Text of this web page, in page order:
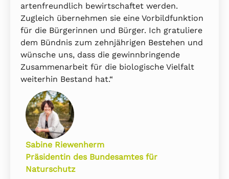
artenfreundlich bewirtschaftet werden.
Zugleich übernehmen sie eine Vorbildfunktion
für die Bürgerinnen und Bürger. Ich gratuliere
dem Bündnis zum zehnjährigen Bestehen und
wünsche uns, dass die gewinnbringende
Zusammenarbeit für die biologische Vielfalt
weiterhin Bestand hat.“
Sabine Riewenherm
Präsidentin des Bundesamtes für
Naturschutz